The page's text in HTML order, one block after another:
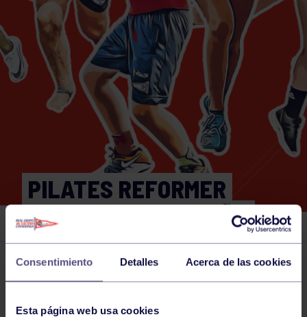
Consentimiento Detalles Acerca de las cookies
Esta página web usa cookies
PILATES REFORMER
20:30. GRUPO BEGOÑA